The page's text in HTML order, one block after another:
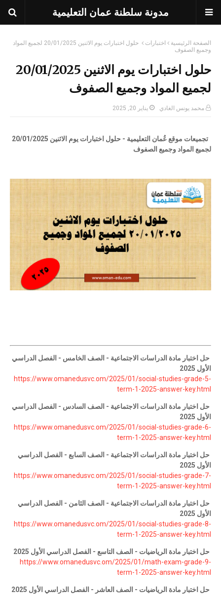
مدونة سلطنة عمان التعليمية
الصفحة الرئيسية اختبارات
حلول اختبارات يوم الاثنين 20/01/2025 لجميع المواد
وجميع الصفوف
حلول اختبارات يوم الاثنين 20/01/2025
لجميع المواد وجميع الصفوف
محمد يونس الغادي يناير 20, 2025
تجميعات موقع عُمان التعليمية - حلول اختبارات يوم الاثنين 20/01/2025
لجميع المواد وجميع الصفوف
حل اختبار مادة الدراسات الاجتماعية - الصف الخامس - الفصل الدراسي
الأول 2025
https://www.omanedusvc.om/2025/01/social-studies-grade-5-
term-1-2025-answer-key.html
حل اختبار مادة الدراسات الاجتماعية - الصف السادس - الفصل الدراسي
الأول 2025
https://www.omanedusvc.om/2025/01/social-studies-grade-6-
term-1-2025-answer-key.html
حل اختبار مادة الدراسات الاجتماعية - الصف السابع - الفصل الدراسي
الأول 2025
https://www.omanedusvc.om/2025/01/social-studies-grade-7-
term-1-2025-answer-key.html
حل اختبار مادة الدراسات الاجتماعية - الصف الثامن - الفصل الدراسي
الأول 2025
https://www.omanedusvc.om/2025/01/social-studies-grade-8-
term-1-2025-answer-key.html
حل اختبار مادة الرياضيات - الصف التاسع - الفصل الدراسي الأول 2025
https://www.omanedusvc.om/2025/01/math-exam-grade-9-
term-1-2025-answer-key.html
حل اختبار مادة الرياضيات - الصف العاشر - الفصل الدراسي الأول 2025